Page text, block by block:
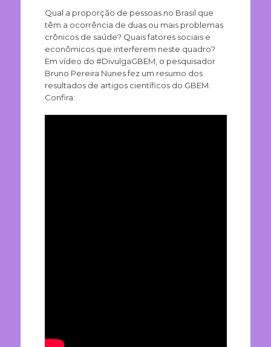
Qual a proporção de pessoas no Brasil que
têm a ocorrência de duas ou mais problemas
crônicos de saúde? Quais fatores sociais e
econômicos que interferem neste quadro?
Em vídeo do #DivulgaGBEM, o pesquisador
Bruno Pereira Nunes fez um resumo dos
resultados de artigos científicos do GBEM.
Confira: